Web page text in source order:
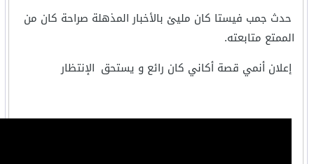
حدث جمب فيستا كان مليئ بالأخبار المذهلة صراحة كان من
الممتع متابعته.
إعلان أنمي قصة أكاني كان رائع و يستحق الإنتظار